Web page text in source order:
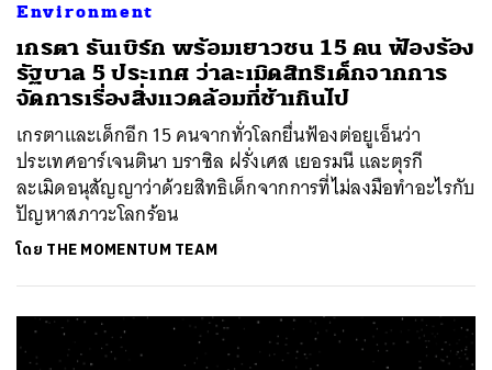
Environment
เกรตา ธันเบิร์ก พร้อมเยาวชน 15 คน ฟ้องร้อง
รัฐบาล 5 ประเทศ ว่าละเมิดสิทธิเด็กจากการ
จัดการเรื่องสิ่งแวดล้อมที่ช้าเกินไป
เกรตาและเด็กอีก 15 คนจากทั่วโลกยื่นฟ้องต่อยูเอ็นว่า
ประเทศอาร์เจนตินา บราซิล ฝรั่งเศส เยอรมนี และตุรกี
ละเมิดอนุสัญญาว่าด้วยสิทธิเด็กจากการที่ไม่ลงมือทำอะไรกับ
ปัญหาสภาวะโลกร้อน
โดย THE MOMENTUM TEAM